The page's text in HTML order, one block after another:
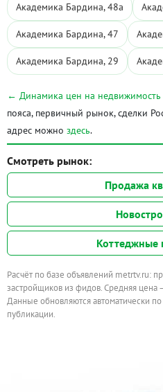
Академика Бардина, 48а
Академика Бардина, 47
Академика Бардина, 29
← Динамика цен на недвижимость
пояса, первичный рынок, сделки
адрес можно здесь.
Смотреть рынок:
Продажа
Коттеджные
Расчёт по базе объявлений metrtv.ru:
застройщиков из фидов. Средняя
Данные обновляются автоматически
публикации.